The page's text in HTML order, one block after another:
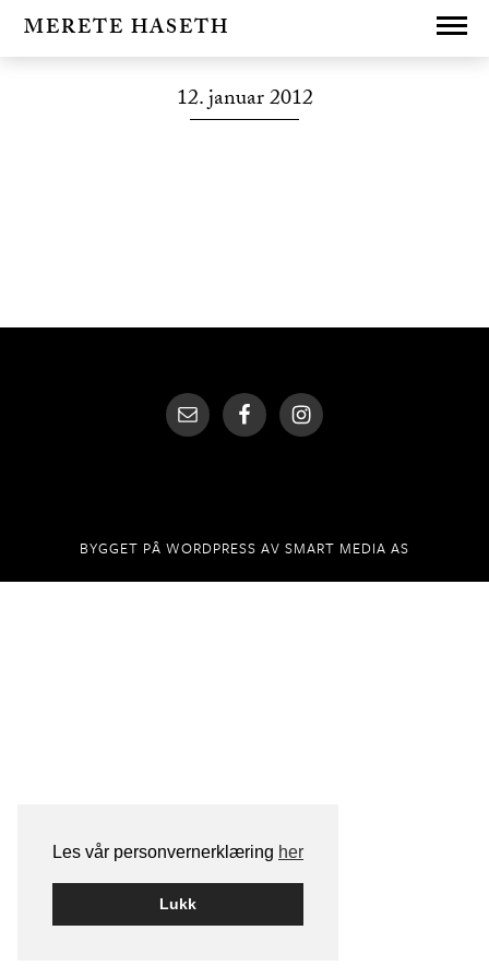
Les vår personvernerklæring her
Lukk
MERETE HASETH
12. januar 2012
BYGGET PÅ WORDPRESS AV SMART MEDIA AS